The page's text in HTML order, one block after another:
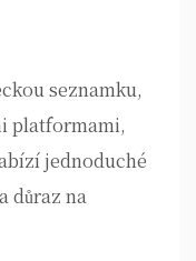
seznamku,
platformami,
jednoduché
důraz na